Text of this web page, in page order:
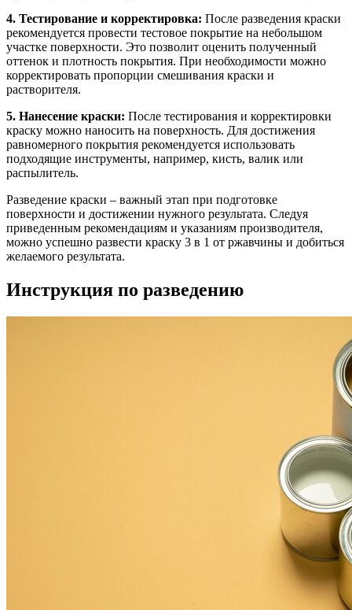
4. Тестирование и корректировка: После разведения краски
рекомендуется провести тестовое покрытие на небольшом
участке поверхности. Это позволит оценить полученный
оттенок и плотность покрытия. При необходимости можно
корректировать пропорции смешивания краски и
растворителя.
5. Нанесение краски: После тестирования и корректировки
краску можно наносить на поверхность. Для достижения
равномерного покрытия рекомендуется использовать
подходящие инструменты, например, кисть, валик или
распылитель.
Разведение краски – важный этап при подготовке
поверхности и достижении нужного результата. Следуя
приведенным рекомендациям и указаниям производителя,
можно успешно развести краску 3 в 1 от ржавчины и добиться
желаемого результата.
Инструкция по разведению